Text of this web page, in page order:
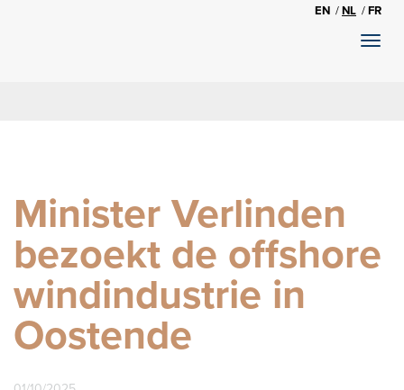
EN NL FR
Minister Verlinden
bezoekt de offshore
windindustrie in
Oostende